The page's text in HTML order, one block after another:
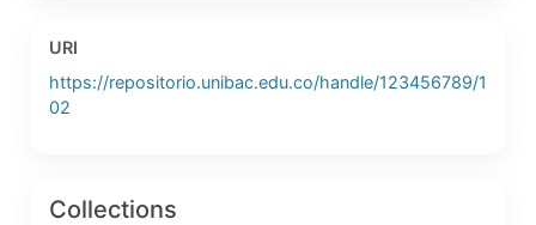
URI
https://repositorio.unibac.edu.co/handle/123456789/1
02
Collections